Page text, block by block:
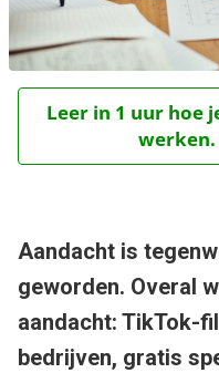
Leer in 1 uur hoe
Aandacht is
geworden. Overal
aandacht: TikTok-
bedrijven, gratis